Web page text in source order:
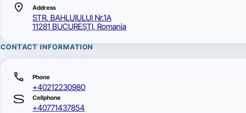
location_on Address
STR. BAHLUIULUI Nr.1A
11281 BUCUREŞTI, Romania
CONTACT INFORMATION
call Phone
+40212230980
smartphone
Cellphone
+40771437854